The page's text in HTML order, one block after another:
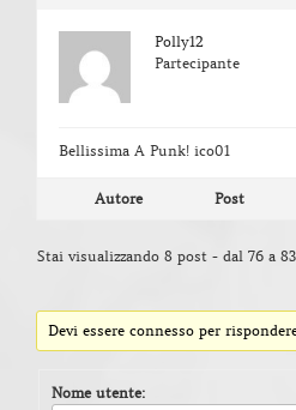
Polly12
Partecipante
Bellissima A Punk! ico01
Autore Post
Stai visualizzando 8 post - dal 76 a
Devi essere connesso per
Nome utente: